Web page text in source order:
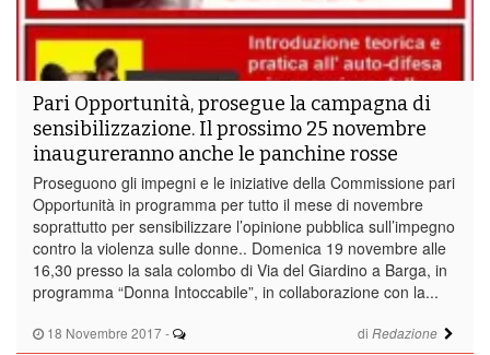
18 Novembre 2017 - di Redazione
Pari Opportunità, prosegue la campagna di
sensibilizzazione. Il prossimo 25 novembre
inaugureranno anche le panchine rosse
Proseguono gli impegni e le iniziative della Commissione pari
Opportunità in programma per tutto il mese di novembre
soprattutto per sensibilizzare l’opinione pubblica sull’impegno
contro la violenza sulle donne.. Domenica 19 novembre alle
16,30 presso la sala colombo di Via del Giardino a Barga, in
programma “Donna Intoccabile”, in collaborazione con la...